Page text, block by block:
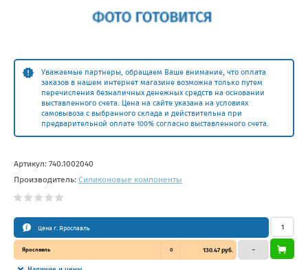
Уважаемые партнеры, обращаем Ваше внимание, что оплата
заказов в нашем интернет магазине возможна только путем
перечисления безналичных денежных средств на основании
выставленного счета. Цена на сайте указана на условиях
самовывоза с выбранного склада и действительна при
предварительной оплате 100% согласно выставленного счета.
Артикул: 740.1002040
Производитель: Силиконовые компоненты
Цена г. Ярославль
Ярославль 0 130.47 руб. –